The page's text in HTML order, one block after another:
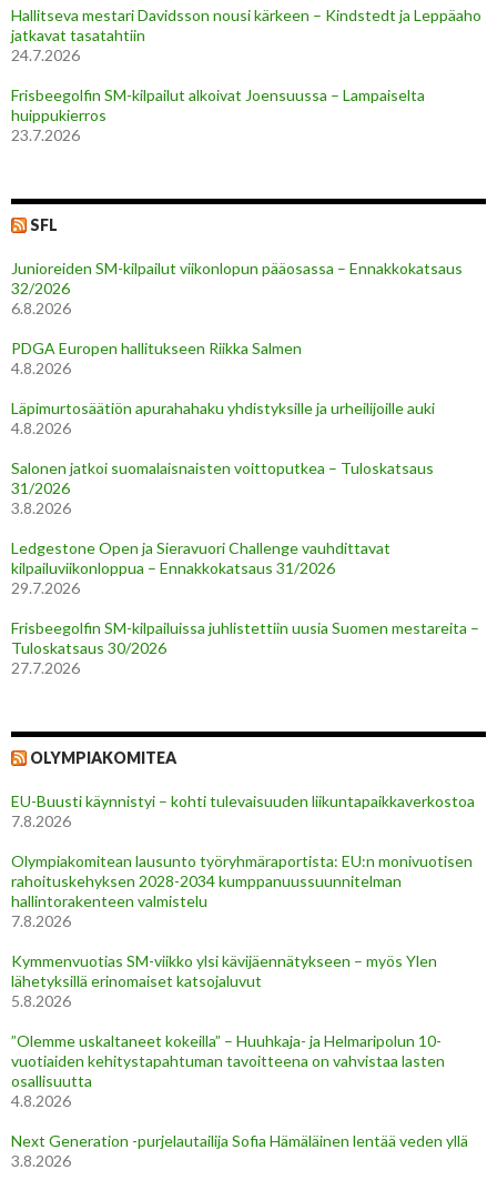
Hallitseva mestari Davidsson nousi kärkeen – Kindstedt ja Leppäaho
jatkavat tasatahtiin
24.7.2026
Frisbeegolfin SM-kilpailut alkoivat Joensuussa – Lampaiselta
huippukierros
23.7.2026
SFL
Junioreiden SM-kilpailut viikonlopun pääosassa – Ennakkokatsaus
32/2026
6.8.2026
PDGA Europen hallitukseen Riikka Salmen
4.8.2026
Läpimurtosäätiön apurahahaku yhdistyksille ja urheilijoille auki
4.8.2026
Salonen jatkoi suomalaisnaisten voittoputkea – Tuloskatsaus
31/2026
3.8.2026
Ledgestone Open ja Sieravuori Challenge vauhdittavat
kilpailuviikonloppua – Ennakkokatsaus 31/2026
29.7.2026
Frisbeegolfin SM-kilpailuissa juhlistettiin uusia Suomen mestareita –
Tuloskatsaus 30/2026
27.7.2026
OLYMPIAKOMITEA
EU-Buusti käynnistyi – kohti tulevaisuuden liikuntapaikkaverkostoa
7.8.2026
Olympiakomitean lausunto työryhmäraportista: EU:n monivuotisen
rahoituskehyksen 2028-2034 kumppanuussuunnitelman
hallintorakenteen valmistelu
7.8.2026
Kymmenvuotias SM-viikko ylsi kävijäennätykseen – myös Ylen
lähetyksillä erinomaiset katsojaluvut
5.8.2026
”Olemme uskaltaneet kokeilla” – Huuhkaja- ja Helmaripolun 10-
vuotiaiden kehitystapahtuman tavoitteena on vahvistaa lasten
osallisuutta
4.8.2026
Next Generation -purjelautailija Sofia Hämäläinen lentää veden yllä
3.8.2026